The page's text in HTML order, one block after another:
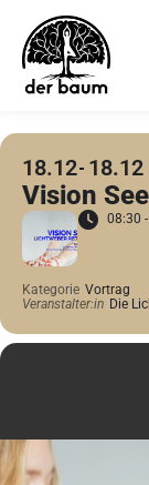
18.12 18.12
Vision
08:30
Kategorie Vortrag
Veranstalter:in Die